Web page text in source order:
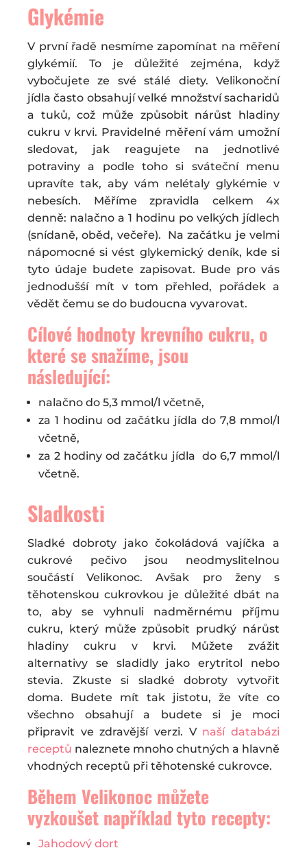
Glykémie
V první řadě nesmíme zapomínat na měření
glykémií. To je důležité zejména, když
vybočujete ze své stálé diety. Velikonoční
jídla často obsahují velké množství sacharidů
a tuků, což může způsobit nárůst hladiny
cukru v krvi. Pravidelné měření vám umožní
sledovat, jak reagujete na jednotlivé
potraviny a podle toho si sváteční menu
upravíte tak, aby vám nelétaly glykémie v
nebesích. Měříme zpravidla celkem 4x
denně: nalačno a 1 hodinu po velkých jídlech
(snídaně, oběd, večeře). Na začátku je velmi
nápomocné si vést glykemický deník, kde si
tyto údaje budete zapisovat. Bude pro vás
jednodušśí mít v tom přehled, pořádek a
vědět čemu se do budoucna vyvarovat.
Cílové hodnoty krevního cukru, o
které se snažíme, jsou
následující:
nalačno do 5,3 mmol/l včetně,
za 1 hodinu od začátku jídla do 7,8 mmol/l
včetně,
za 2 hodiny od začátku jídla do 6,7 mmol/l
včetně.
Sladkosti
Sladké dobroty jako čokoládová vajíčka a
cukrové pečivo jsou neodmyslitelnou
součástí Velikonoc. Avšak pro ženy s
těhotenskou cukrovkou je důležité dbát na
to, aby se vyhnuli nadměrnému příjmu
cukru, který může způsobit prudký nárůst
hladiny cukru v krvi. Můžete zvážit
alternativy se sladidly jako erytritol nebo
stevia. Zkuste si sladké dobroty vytvořit
doma. Budete mít tak jistotu, že víte co
všechno obsahují a budete si je moci
připravit ve zdravější verzi. Vnaší databázi
receptů naleznete mnoho chutných a hlavně
vhodných receptů při těhotenské cukrovce.
Během Velikonoc můžete
vyzkoušet například tyto recepty:
Jahodový dort